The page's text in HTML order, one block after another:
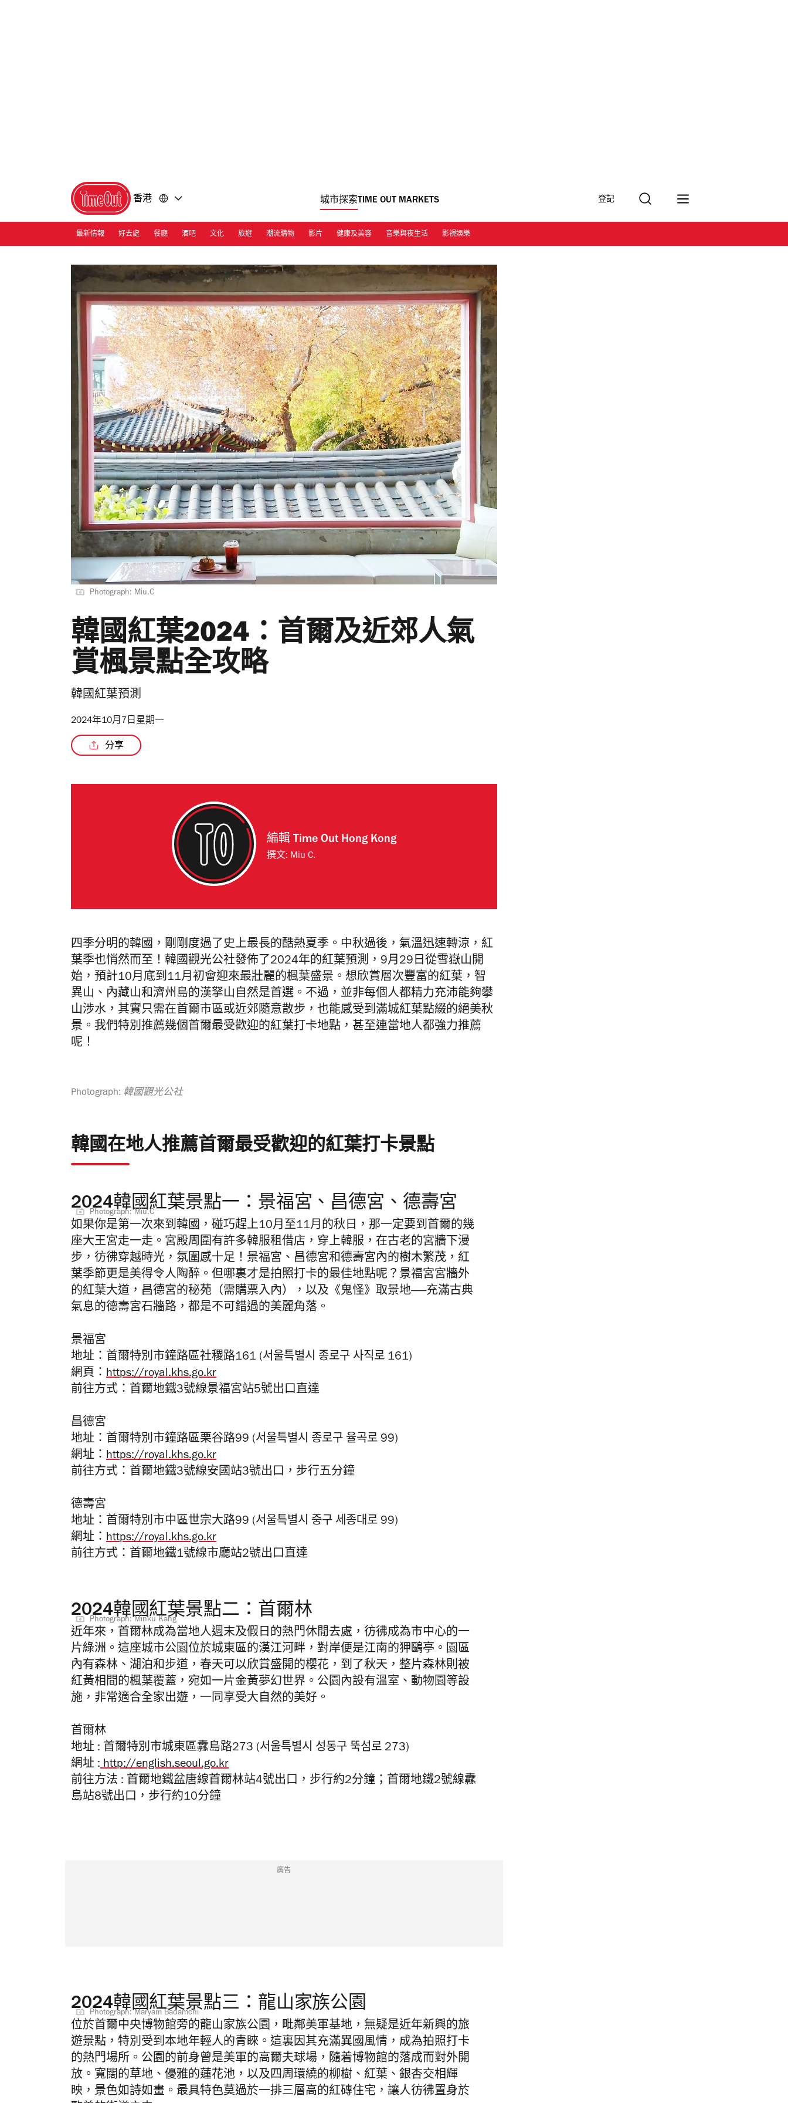
香港 城市探索TIME OUT MARKETS 登記
最新情報 好去處 餐廳 酒吧 文化 旅遊 潮流購物 影片 健康及美容 音樂與夜生活 影視娛樂
Photograph: Miu.C
韓國紅葉2024：首爾及近郊人氣
賞楓景點全攻略
韓國紅葉預測
2024年10月7日星期一
分享
編輯 Time Out Hong Kong
撰文: Miu C.
四季分明的韓國，剛剛度過了史上最長的酷熱夏季。中秋過後，氣溫迅速轉涼，紅
葉季也悄然而至！韓國觀光公社發佈了2024年的紅葉預測，9月29日從雪嶽山開
始，預計10月底到11月初會迎來最壯麗的楓葉盛景。想欣賞層次豐富的紅葉，智
異山、內藏山和濟州島的漢拏山自然是首選。不過，並非每個人都精力充沛能夠攀
山涉水，其實只需在首爾市區或近郊隨意散步，也能感受到滿城紅葉點綴的絕美秋
景。我們特別推薦幾個首爾最受歡迎的紅葉打卡地點，甚至連當地人都強力推薦
呢！
Photograph: 韓國觀光公社
韓國在地人推薦首爾最受歡迎的紅葉打卡景點
2024韓國紅葉景點一：景福宮、昌德宮、德壽宮
Photograph: Miu.C
如果你是第一次來到韓國，碰巧趕上10月至11月的秋日，那一定要到首爾的幾
座大王宮走一走。宮殿周圍有許多韓服租借店，穿上韓服，在古老的宮牆下漫
步，彷彿穿越時光，氛圍感十足！景福宮、昌德宮和德壽宮內的樹木繁茂，紅
葉季節更是美得令人陶醉。但哪裏才是拍照打卡的最佳地點呢？景福宮宮牆外
的紅葉大道，昌德宮的秘苑（需購票入內），以及《鬼怪》取景地——充滿古典
氣息的德壽宮石牆路，都是不可錯過的美麗角落。
景福宮
地址：首爾特別市鐘路區社稷路161 (서울특별시 종로구 사직로 161)
網頁： https://royal.khs.go.kr
前往方式：首爾地鐵3號線景福宮站5號出口直達
昌德宮
地址：首爾特別市鐘路區栗谷路99 (서울특별시 종로구 율곡로 99)
網址 ： https://royal.khs.go.kr
前往方式：首爾地鐵3號線安國站3號出口，步行五分鐘
德壽宮
地址：首爾特別市中區世宗大路99 (서울특별시 중구 세종대로 99)
網址 ： https://royal.khs.go.kr
前往方式：首爾地鐵1號線市廳站2號出口直達
2024韓國紅葉景點二：首爾林
Photograph: Minku Kang
近年來，首爾林成為當地人週末及假日的熱門休閒去處，彷彿成為市中心的一
片綠洲。這座城市公園位於城東區的漢江河畔，對岸便是江南的狎鷗亭。園區
內有森林、湖泊和步道，春天可以欣賞盛開的櫻花，到了秋天，整片森林則被
紅黃相間的楓葉覆蓋，宛如一片金黃夢幻世界。公園內設有溫室、動物園等設
施，非常適合全家出遊，一同享受大自然的美好。
首爾林
地址 : 首爾特別市城東區纛島路273 (서울특별시 성동구 뚝섬로 273)
網址 :http://english.seoul.go.kr
前往方法 : 首爾地鐵盆唐線首爾林站4號出口，步行約2分鐘；首爾地鐵2號線纛
島站8號出口，步行約10分鐘
廣告
2024韓國紅葉景點三：龍山家族公園
Photograph: Maryam Badamchi
位於首爾中央博物館旁的龍山家族公園，毗鄰美軍基地，無疑是近年新興的旅
遊景點，特別受到本地年輕人的青睞。這裏因其充滿異國風情，成為拍照打卡
的熱門場所。公園的前身曾是美軍的高爾夫球場，隨着博物館的落成而對外開
放。寬闊的草地、優雅的蓮花池，以及四周環繞的柳樹、紅葉、銀杏交相輝
映，景色如詩如畫。最具特色莫過於一排三層高的紅磚住宅，讓人彷彿置身於